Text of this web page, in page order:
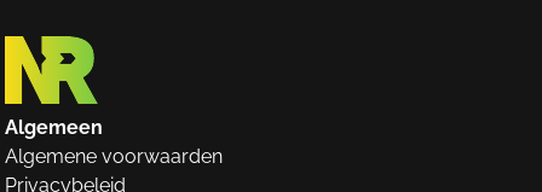
Algemeen
Algemene voorwaarden
Privacybeleid